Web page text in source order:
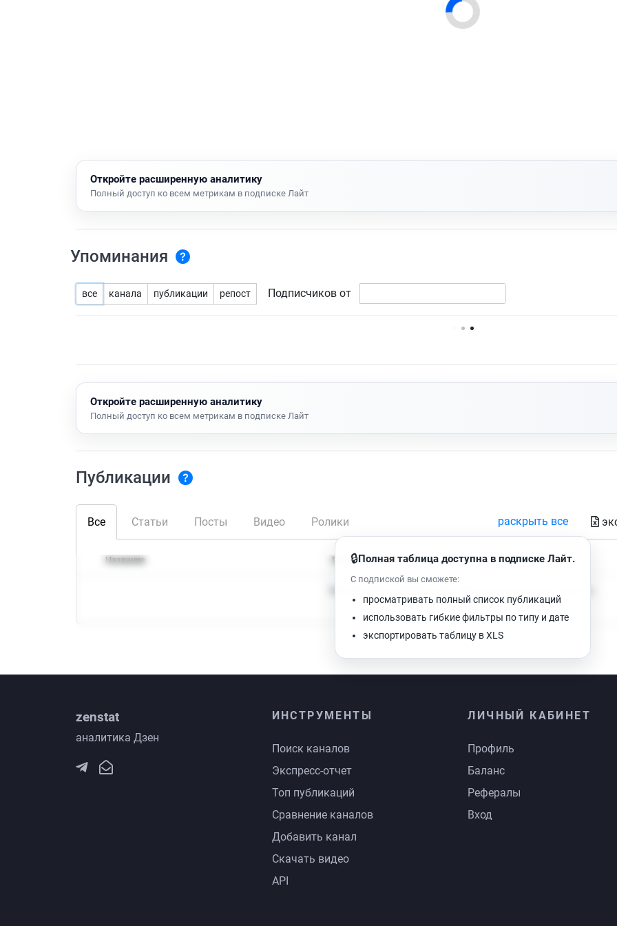
Откройте расширенную аналитику
Полный доступ ко всем метрикам в подписке Лайт
Упоминания
все канала публикации репост Подписчиков от
Нет доступных упоминаний.
Откройте расширенную аналитику
Полный доступ ко всем метрикам в подписке Лайт
Публикации
Все Статьи Посты Видео Ролики раскрыть все
Название Просмотров Время чтения
🔒Полная таблица доступна в подписке Лайт.
С подпиской вы сможете:
просматривать полный список публикаций
использовать гибкие фильтры по типу и дате
экспортировать таблицу в XLS
zenstat
аналитика Дзен
ИНСТРУМЕНТЫ
Поиск каналов
Экспресс-отчет
Топ публикаций
Сравнение каналов
Добавить канал
Скачать видео
API
ЛИЧНЫЙ КАБИНЕТ
Профиль
Баланс
Рефералы
Вход